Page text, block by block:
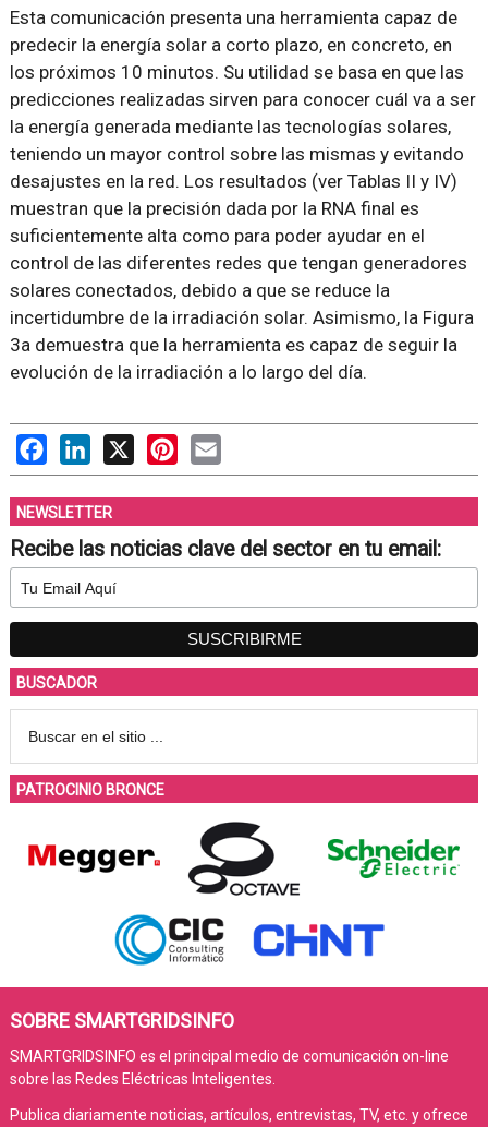
Esta comunicación presenta una herramienta capaz de
predecir la energía solar a corto plazo, en concreto, en
los próximos 10 minutos. Su utilidad se basa en que las
predicciones realizadas sirven para conocer cuál va a ser
la energía generada mediante las tecnologías solares,
teniendo un mayor control sobre las mismas y evitando
desajustes en la red. Los resultados (ver Tablas II y IV)
muestran que la precisión dada por la RNA final es
suficientemente alta como para poder ayudar en el
control de las diferentes redes que tengan generadores
solares conectados, debido a que se reduce la
incertidumbre de la irradiación solar. Asimismo, la Figura
3a demuestra que la herramienta es capaz de seguir la
evolución de la irradiación a lo largo del día.
FacebookLinkedIn Pinterest
NEWSLETTER
Recibe las noticias clave del sector en tu email:
BUSCADOR
PATROCINIO BRONCE
SOBRE SMARTGRIDSINFO
SMARTGRIDSINFO es el principal medio de comunicación on-line
sobre las Redes Eléctricas Inteligentes.
Publica diariamente noticias, artículos, entrevistas, TV, etc. y ofrece